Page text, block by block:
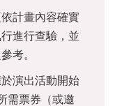
計畫內容確實
進行查驗，並
考。
演出活動開始
需票券（或邀